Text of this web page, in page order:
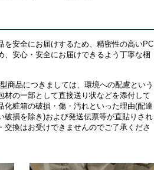
を安全にお届けするため、精密性の高いPC
、安心・安全にお届けできるよう丁寧な梱
商品につきましては、環境への配慮という
材の一部として直接送り状などを添付して
化粧箱の破損・傷・汚れといった理由(配達
破損を除き)および発送伝票等が直貼りされ
交換はお受けできませんのでご了承くださ